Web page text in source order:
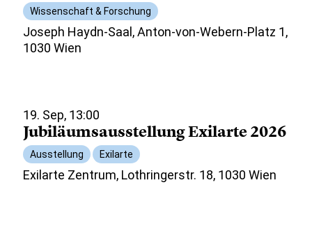
Wissenschaft & Forschung
Joseph Haydn-Saal, Anton-von-Webern-Platz 1,
1030 Wien
19. Sep, 13:00
Jubiläumsausstellung Exilarte 2026
Ausstellung Exilarte
Exilarte Zentrum, Lothringerstr. 18, 1030 Wien